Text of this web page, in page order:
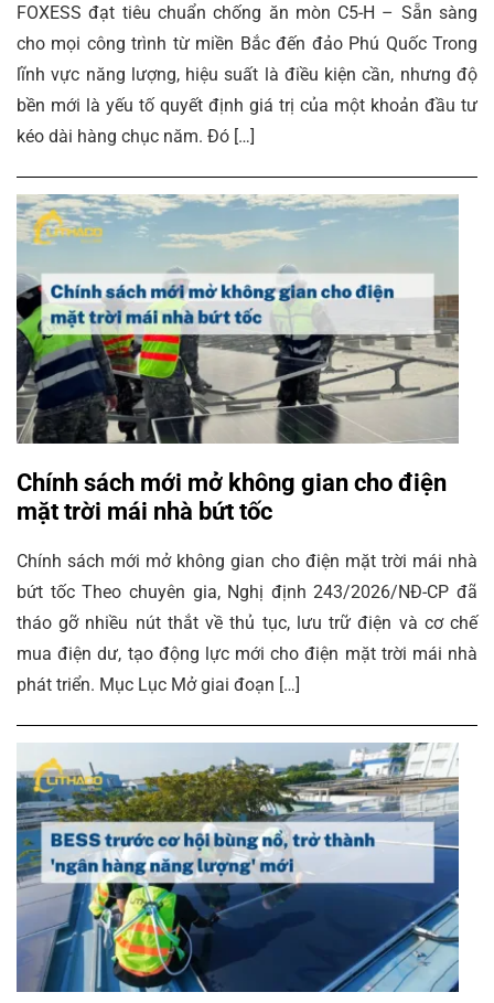
FOXESS đạt tiêu chuẩn chống ăn mòn C5-H – Sẵn sàng
cho mọi công trình từ miền Bắc đến đảo Phú Quốc Trong
lĩnh vực năng lượng, hiệu suất là điều kiện cần, nhưng độ
bền mới là yếu tố quyết định giá trị của một khoản đầu tư
kéo dài hàng chục năm. Đó […]
Chính sách mới mở không gian cho điện
mặt trời mái nhà bứt tốc
Chính sách mới mở không gian cho điện mặt trời mái nhà
bứt tốc Theo chuyên gia, Nghị định 243/2026/NĐ-CP đã
tháo gỡ nhiều nút thắt về thủ tục, lưu trữ điện và cơ chế
mua điện dư, tạo động lực mới cho điện mặt trời mái nhà
phát triển. Mục Lục Mở giai đoạn […]